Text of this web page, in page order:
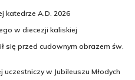
katedrze A.D. 2026
w diecezji kaliskiej
się przed cudownym obrazem św.
uczestniczy w Jubileuszu Młodych